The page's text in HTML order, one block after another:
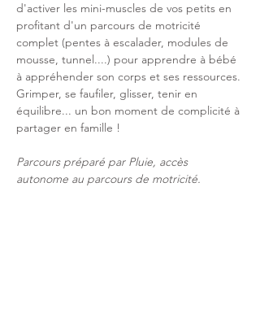
d'activer les mini-muscles de vos petits en
profitant d'un parcours de motricité
complet (pentes à escalader, modules de
mousse, tunnel....) pour apprendre à bébé
à appréhender son corps et ses ressources.
Grimper, se faufiler, glisser, tenir en
équilibre... un bon moment de complicité à
partager en famille !
Parcours préparé par Pluie, accès
autonome au parcours de motricité.